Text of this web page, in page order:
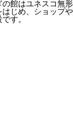
館はユネスコ無形
じめ、ショップや
す。